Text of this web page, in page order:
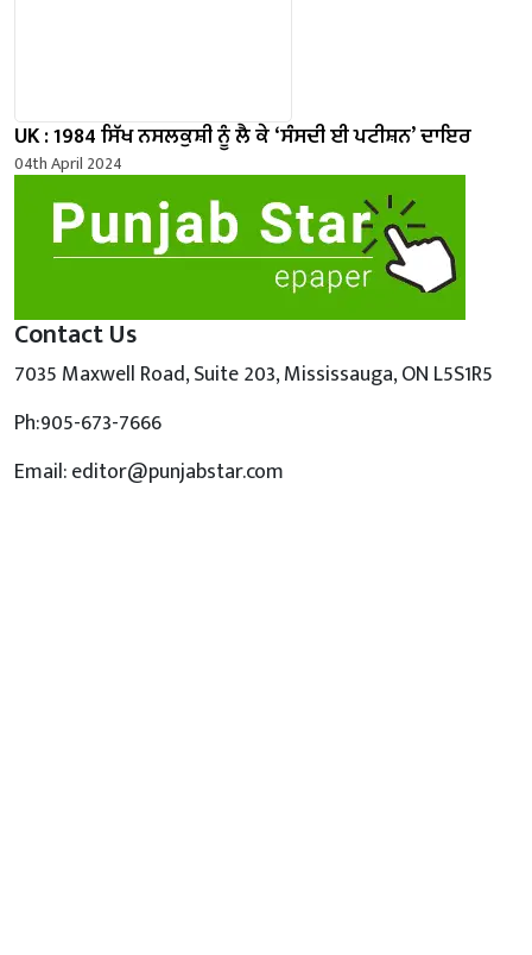
UK : 1984 ਸਿੱਖ ਨਸਲਕੁਸ਼ੀ ਨੂੰ ਲੈ ਕੇ ‘ਸੰਸਦੀ ਈ ਪਟੀਸ਼ਨ’ ਦਾਇਰ
04th April 2024
Contact Us
7035 Maxwell Road, Suite 203, Mississauga, ON L5S1R5
Ph:905-673-7666
Email: editor@punjabstar.com